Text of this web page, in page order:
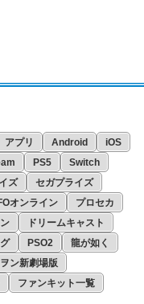
アプリ Android
iOS
PS5
Switch
ズ
セガプライズ
オンライン
プロセカ
ドリームキャスト
PSO2
龍が如く
ン新劇場版
ファンキット一覧